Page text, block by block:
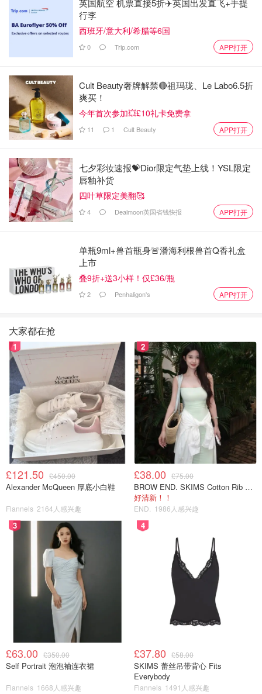
英国航空 机票直接5折✈️英国出发直飞+手提
行李
西班牙/意大利/希腊等6国
0 Trip.com APP打开
Cult Beauty奢牌解禁🔴祖玛珑、Le Labo6.5折
爽买！
今年首次参加💥£10礼卡免费拿
11 1 Cult Beauty APP打开
七夕彩妆速报💝Dior限定气垫上线！YSL限定
唇釉补货
四叶草限定美翻🥰
4 Dealmoon英国省钱快报 APP打开
单瓶9ml+兽首瓶身🚨潘海利根兽首Q香礼盒
上市
叠9折+送3小样！仅£36/瓶
2 Penhaligon's APP打开
大家都在抢
1
£121.50 £450.00
Alexander McQueen 厚底小白鞋
Flannels 2164人感兴趣
2
£38.00 £75.00
BROW END. SKIMS Cotton Rib 长款背心连衣裙 薄荷绿
好清新！！
END. 1986人感兴趣
3
£63.00 £350.00
Self Portrait 泡泡袖连衣裙
Flannels 1668人感兴趣
4
£37.80 £58.00
SKIMS 蕾丝吊带背心 Fits
Everybody
Flannels 1491人感兴趣